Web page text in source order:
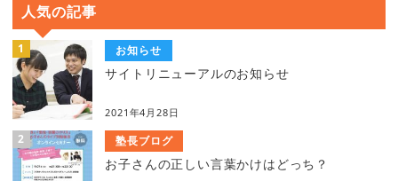
人気の記事
お知らせ
サイトリニューアルのお知らせ
2021年4月28日
塾長ブログ
お子さんの正しい言葉かけはどっち？